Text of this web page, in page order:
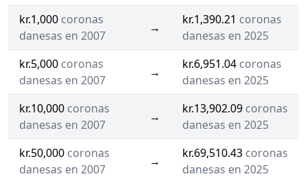
kr.1,000 coronas
danesas en 2007
→
kr.1,390.21 coronas
danesas en 2025
kr.5,000 coronas
danesas en 2007
→
kr.6,951.04 coronas
danesas en 2025
kr.10,000 coronas
danesas en 2007
→
kr.13,902.09 coronas
danesas en 2025
kr.50,000 coronas
danesas en 2007
→
kr.69,510.43 coronas
danesas en 2025